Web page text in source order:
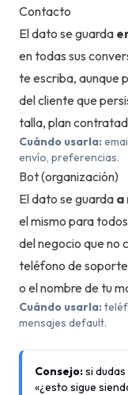
Contacto
El dato se guarda
en todas sus
te escriba, aunque
del cliente que
talla, plan
Cuándo usarla:
envío, preferencias.
Bot (organización)
El dato se guarda a
el mismo para
del negocio que no
teléfono de
o el nombre de tu
Cuándo usarla:
mensajes default.
Consejo:si
«¿esto sigue